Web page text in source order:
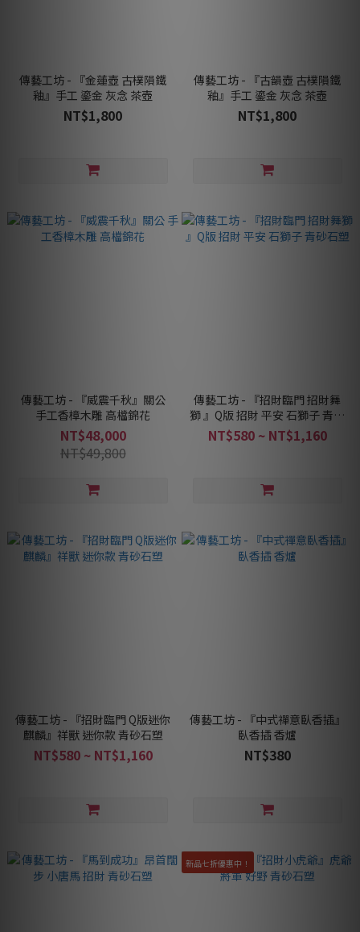
傳藝工坊 - 『金蓮壺 古樸隕鐵
釉』手工 鎏金 灰念 茶壺
NT$1,800
傳藝工坊 - 『古韻壺 古樸隕鐵
釉』手工 鎏金 灰念 茶壺
NT$1,800
傳藝工坊 - 『威震千秋』關公
手工香樟木雕 高檔錦花
NT$48,000
NT$49,800
傳藝工坊 - 『招財臨門 招財舞
獅 』Q版 招財 平安 石獅子 青砂
石塑
NT$580 ~ NT$1,160
傳藝工坊 - 『招財臨門 Q版迷你
麒麟』祥獸 迷你款 青砂石塑
NT$580 ~ NT$1,160
傳藝工坊 - 『中式禪意臥香插』
臥香插 香爐
NT$380
新品七折優惠中！